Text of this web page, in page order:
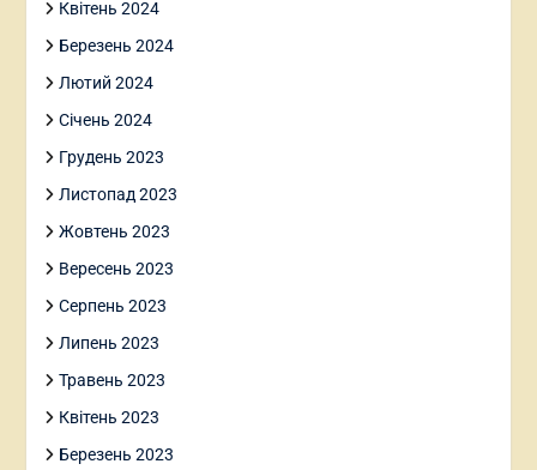
Квітень 2024
Березень 2024
Лютий 2024
Січень 2024
Грудень 2023
Листопад 2023
Жовтень 2023
Вересень 2023
Серпень 2023
Липень 2023
Травень 2023
Квітень 2023
Березень 2023